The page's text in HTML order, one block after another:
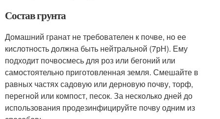
Состав грунта
Домашний гранат не требователен к почве, но ее
кислотность должна быть нейтральной (7рН). Ему
подходит почвосмесь для роз или бегоний или
самостоятельно приготовленная земля. Смешайте в
равных частях садовую или дерновую почву, торф,
перегной или компост, песок. За несколько дней до
использования продезинфицируйте почву одним из